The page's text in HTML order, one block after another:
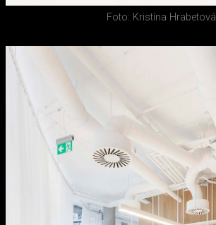
Foto: Kristína Hrabetová